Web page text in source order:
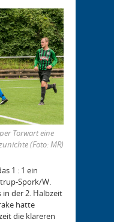
Torwart eine
(Foto: MR)
1 : 1 ein
Spork/W.
der 2. Halbzeit
hatte
die klareren